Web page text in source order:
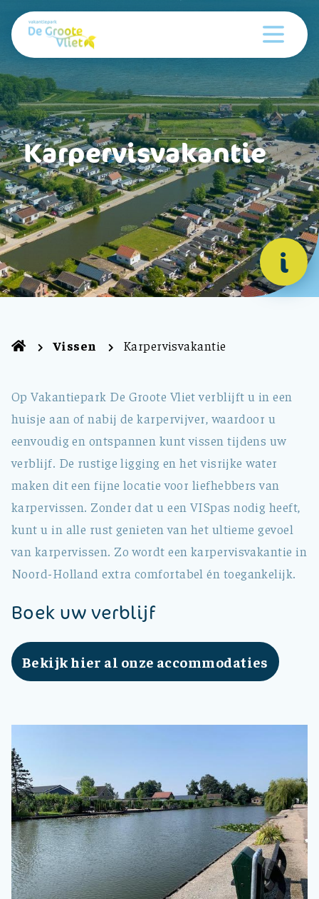
Karpervisvakantie
i
Vissen Karpervisvakantie
Op Vakantiepark De Groote Vliet verblijft u in een
huisje aan of nabij de karpervijver, waardoor u
eenvoudig en ontspannen kunt vissen tijdens uw
verblijf. De rustige ligging en het visrijke water
maken dit een fijne locatie voor liefhebbers van
karpervissen. Zonder dat u een VISpas nodig heeft,
kunt u in alle rust genieten van het ultieme gevoel
van karpervissen. Zo wordt een karpervisvakantie in
Noord-Holland extra comfortabel én toegankelijk.
Boek uw verblijf
Bekijk hier al onze accommodaties